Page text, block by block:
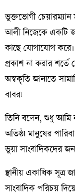
ভুক্তভোগী
আলী নিজেকে একটি
কাছে যোগাযোগ করে।
প্রকাশ না করার শর্তে
অস্বকৃতি জানাতে
বাবর৷
তিনি বলেন, শুধু আমি
অতিষ্ঠ৷ মানুষের
ভুয়া সাংবাদিকদের
স্থানীয় একাধিক সূত্র
সাংবাদিক পরিচয়